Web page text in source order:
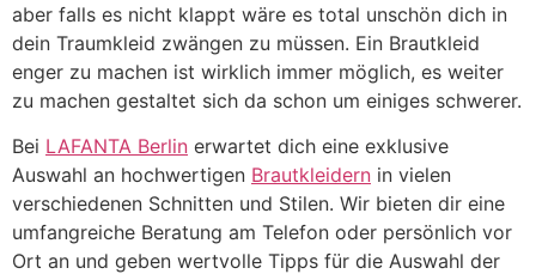
aber falls es nicht klappt wäre es total unschön dich in
dein Traumkleid zwängen zu müssen. Ein Brautkleid
enger zu machen ist wirklich immer möglich, es weiter
zu machen gestaltet sich da schon um einiges schwerer.
Bei LAFANTA Berlin erwartet dich eine exklusive
Auswahl an hochwertigen Brautkleidern in vielen
verschiedenen Schnitten und Stilen. Wir bieten dir eine
umfangreiche Beratung am Telefon oder persönlich vor
Ort an und geben wertvolle Tipps für die Auswahl der